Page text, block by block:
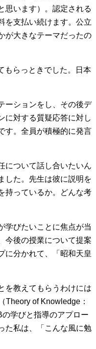
思います）。認定される
を支払い続けます。公立
が大きなテーマだったの
もらっときでした。日本
ーションをし、その後デ
に対する質疑応答に対し
す。全員が積極的に発言
について話し合いたいん
した。先生は彼に説明を
持っているか。どんな考
学びたいことに焦点が当
今後の授業について提案
に分かれて、「昭和天皇
を教えてもらうわけには
Theory of Knowledge：
学びと指導のアプロー
た私は、「こんな風に勉